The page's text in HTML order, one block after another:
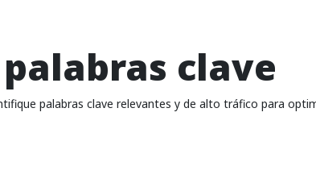
clave
palabras clave relevantes y de alto tráfico para